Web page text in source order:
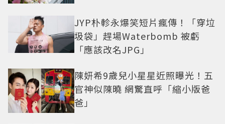
JYP朴軫永爆笑短片瘋傳！「穿垃
圾袋」趕場Waterbomb 被虧
「應該改名JPG」
陳妍希9歲兒小星星近照曝光！五
官神似陳曉 網驚直呼「縮小版爸
爸」